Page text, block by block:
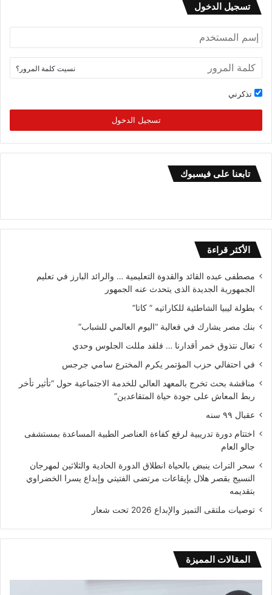
تسجيل الدخول
نسيت كلمة المرور؟
تذكرني
تسجيل الدخول
تابعنا على فيسبوك
الأكثر قراءة
مصطفى عبده القائد والقدوة التعليمية … والرائد البارز في تعليم
الجمهورية الجديدة الذى يتحدث عنه الجمهور
بطولة ليبيا الشاطئية للكاراتيه ” كاتا”
بنك مصر يشارك في فعالية “اليوم العالمي للشباب”
تعال نتذوق خمر أقدارنا … فلقد مللت الجلوس وحدي
في احتفالي حزب المؤتمر يكرم المخترع سامي جرجس
مناقشة بحث تخرج بالمعهد العالي للخدمة الاجتماعية حول “تأثير تأخر
ربط المعاش على جودة حياة المتقاعدين”
عقبال ٩٩ سنه
اختتام دورة تدريبية لرفع كفاءة العناصر الطبية المساعدة بمستشفى
جالو العام
سحر التراث ينبض بالحياة انطلاق الدورة الحادية والثلاثين لمهرجان
النسيج بقصر هلال بإيقاعات مرتضى الفتيتي وإبداع يسرا الخضراوي
بتقديمه
توصيات ملتقى التميز والإبداع 2026 تحت شعار
المقالات المميزة